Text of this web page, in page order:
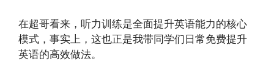
在超哥看来，听力训练是全面提升英语能力的核心
模式，事实上，这也正是我带同学们日常免费提升
英语的高效做法。